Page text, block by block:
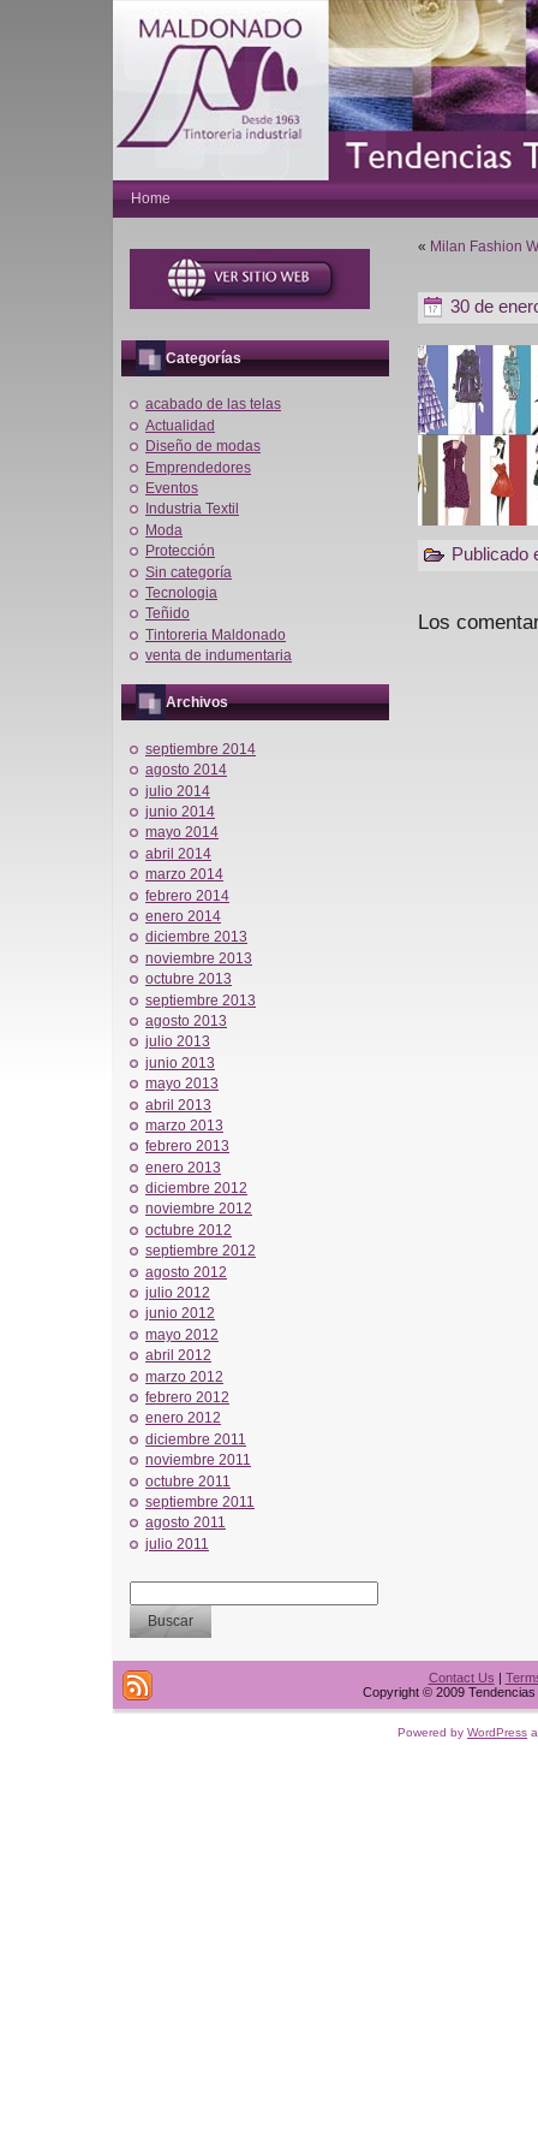
Home
Categorías
acabado de las telas
Actualidad
Diseño de modas
Emprendedores
Eventos
Industria Textil
Moda
Protección
Sin categoría
Tecnologia
Teñido
Tintoreria Maldonado
venta de indumentaria
Archivos
septiembre 2014
agosto 2014
julio 2014
junio 2014
mayo 2014
abril 2014
marzo 2014
febrero 2014
enero 2014
diciembre 2013
noviembre 2013
octubre 2013
septiembre 2013
agosto 2013
julio 2013
junio 2013
mayo 2013
abril 2013
marzo 2013
febrero 2013
enero 2013
diciembre 2012
noviembre 2012
octubre 2012
septiembre 2012
agosto 2012
julio 2012
junio 2012
mayo 2012
abril 2012
marzo 2012
febrero 2012
enero 2012
diciembre 2011
noviembre 2011
octubre 2011
septiembre 2011
agosto 2011
julio 2011
« Milan Fashion
30 de
Publicado
Los
Contact Us |
Copyright © 2009
Powered by WordPress